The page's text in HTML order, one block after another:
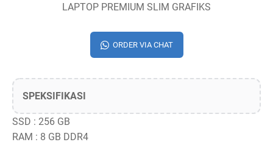
LAPTOP PREMIUM SLIM GRAFIKS
ORDER VIA CHAT
SPEKSIFIKASI
SSD : 256 GB
RAM : 8 GB DDR4